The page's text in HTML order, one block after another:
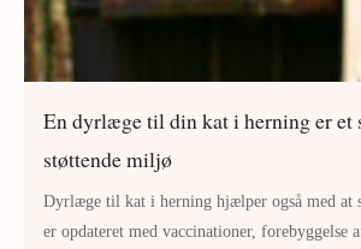
En dyrlæge til din kat i herning er et
støttende miljø
Dyrlæge til kat i herning hjælper også med at
er opdateret med vaccinationer, forebyggelse